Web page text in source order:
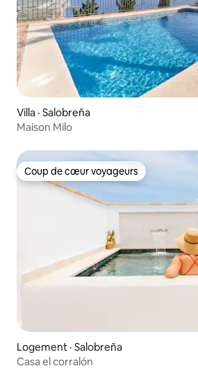
Villa · Salobreña
Maison Milo
Coup de cœur voyageurs
Coup de cœur voyageurs
Logement · Salobreña
Casa el corralón